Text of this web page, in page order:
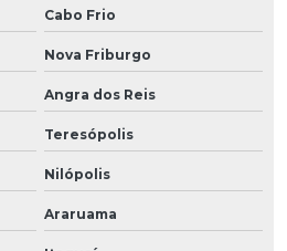
Cabo Frio
Nova Friburgo
Angra dos Reis
Teresópolis
Nilópolis
Araruama